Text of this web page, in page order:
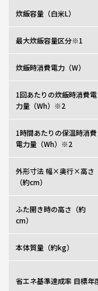
0人が参考になっ
今使用している炊飯器に
入を決意しました。ご飯の
0人が参考になっ
炊飯容量（白米L）
最大炊飯容量区分※1
炊飯時消費電力（W）
1回あたりの炊飯時消費電
力量（Wh）※2
1時間あたりの保温時消費
電力量（Wh）※2
外形寸法 幅×奥行×高さ
（約cm）
ふた開き時の高さ（約
cm）
本体質量（約kg）
省エネ基準達成率 目標年